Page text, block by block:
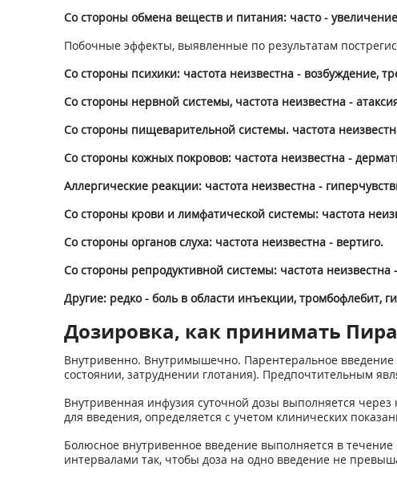
Со стороны обмена веществ и питания: часто -
Побочные эффекты, выявленные по результатам
Со стороны психики: частота неизвестна - возбуждение,
Со стороны нервной системы, частота неизвестна -
Со стороны пищеварительной системы. частота
Со стороны кожных покровов: частота неизвестна -
Аллергические реакции: частота неизвестна -
Со стороны крови и лимфатической системы: частота
Со стороны органов слуха: частота неизвестна - вертиго.
Со стороны репродуктивной системы: частота неизвестна
Другие: редко - боль в области инъекции, тромбофлебит,
Дозировка, как принимать
Внутривенно. Внутримышечно. Парентеральное
состоянии, затруднении глотания). Предпочтительным
Внутривенная инфузия суточной дозы выполняется
для введения, определяется с учетом клинических
Болюсное внутривенное введение выполняется в
интервалами так, чтобы доза на одно введение не